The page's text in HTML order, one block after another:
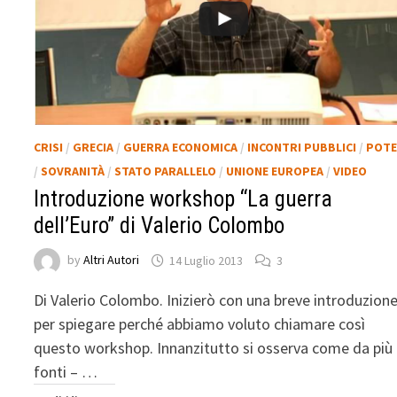
CRISI / GRECIA / GUERRA ECONOMICA / INCONTRI PUBBLICI /
/SOVRANITÀ /STATO PARALLELO / UNIONE EUROPEA /VIDEO
Introduzione workshop “La guerra
dell’Euro” di Valerio Colombo
byAltri Autori 14 Luglio 2013 3
Di Valerio Colombo. Inizierò con una breve
per spiegare perché abbiamo voluto chiamare così
questo workshop. Innanzitutto si osserva come da più
fonti – …